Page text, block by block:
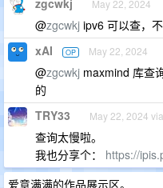
zgcwkj May 22, 2024
@zgcwkj ipv6 可以查，
xAI OP May 22, 2024
@zgcwkj maxmind 库查
的
TRY33 May 22, 2024
查询太慢啦。
我也分享个： https://
爱意满满的作品展示区。